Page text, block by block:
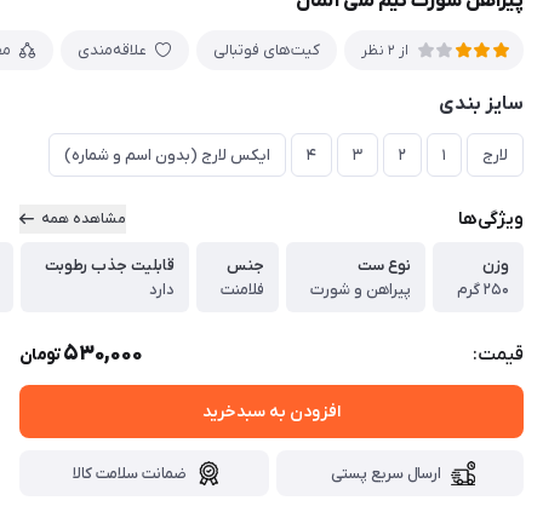
از 2 نظر کیت‌های فوتبالی علاقه‌مندی
سایز بندی
لارج ۱ ۲ ۳ ۴ ایکس لارج (بدون اسم و شماره)
ویژگی‌ها مشاهده همه
وزن
۲۵۰ گرم
نوع ست
پیراهن و شورت
جنس
فلامنت
قابلیت جذب رطوبت
دارد
قیمت: 530,000تومان
افزودن به سبدخرید
ارسال سریع پستی ضمانت سلامت کالا